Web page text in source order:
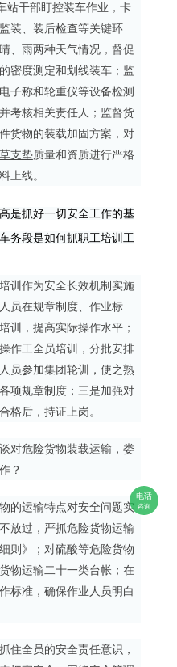
电话
咨询
站干部盯控装车作业，卡
装、装后检查等关键环
、雨两种天气情况，督促
密度测定和划线装车；监
子称和轮重仪等设备检测
考核相关责任人；监督货
货物的装载加固方案，对
草支垫质量和资质进行严格
上线。
是抓好一切安全工作的基
务段是如何抓职工培训工
训作为安全长效机制实施
员在规章制度、作业标
训，提高实际操作水平；
作工全员培训，分批安排
员参加集团轮训，使之熟
项规章制度；三是加强对
格后，持证上岗。
对危险货物装载运输，娄
？
的运输特点对安全问题实
放过，严抓危险货物运输
则》；对硫酸等危险货物
物运输二十一类台帐；在
标准，确保作业人员明白
住全员的安全责任意识，